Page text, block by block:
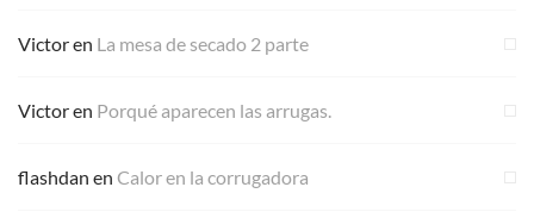
Victoren La mesa de secado 2 parte
Victoren Porqué aparecen las arrugas.
flashdan en Calor en la corrugadora